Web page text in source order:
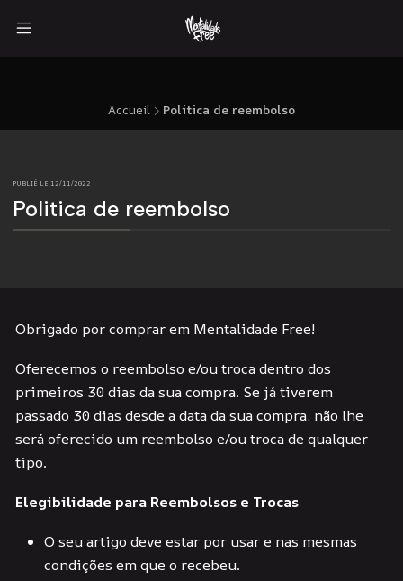
Accueil Politica de reembolso
PUBLIÉ LE 12/11/2022
Politica de reembolso
Obrigado por comprar em Mentalidade Free!
Oferecemos o reembolso e/ou troca dentro dos
primeiros 30 dias da sua compra. Se já tiverem
passado 30 dias desde a data da sua compra, não lhe
será oferecido um reembolso e/ou troca de qualquer
tipo.
Elegibilidade para Reembolsos e Trocas
O seu artigo deve estar por usar e nas mesmas
condições em que o recebeu.